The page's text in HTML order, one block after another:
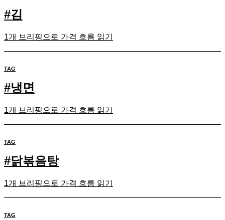
#김
1개 브리핑으로 가격 흐름 읽기
TAG
#냉면
1개 브리핑으로 가격 흐름 읽기
TAG
#닭볶음탕
1개 브리핑으로 가격 흐름 읽기
TAG